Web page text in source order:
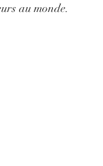
au monde.